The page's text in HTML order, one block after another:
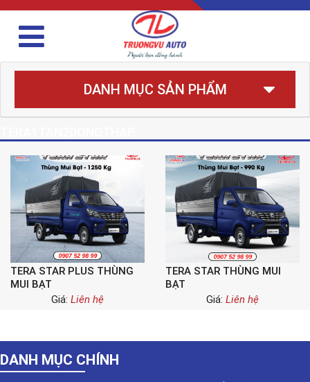
DANH MỤC SẢN PHẨM
TERA STAR PLUS THÙNG
MUI BẠT
Giá: Liên hệ
TERA STAR THÙNG MUI
BẠT
Giá: Liên hệ
DANH MỤC CHÍNH